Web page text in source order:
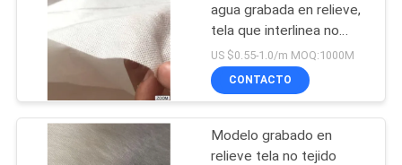
agua grabada en relieve,
tela que interlinea no
tejida de PVA
US $0.55-1.0/m MOQ:1000M
CONTACTO
Modelo grabado en
relieve tela no tejido